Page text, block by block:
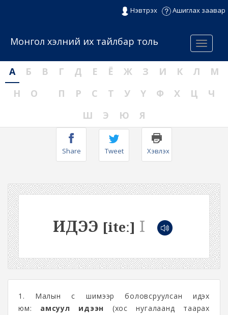
Нэвтрэх Ашиглах заавар
Menu
Монгол хэлний их тайлбар толь
А Б В Г Д Е Ё Ж З И К Л
М
Н
О П Р С Т У Ү Ф Х Ц
Ч
Ш
Э Ю Я
Share Tweet Хэвлэх
ИДЭЭ [iteː] I
1. Малын сүү шимээр боловсруулсан идэх
юм: амсуул идээн (хос нугалаанд таарах